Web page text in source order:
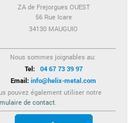
ZA de Frejorgues OUEST
56 Rue Icare
34130 MAUGUIO
Nous sommes joignables au:
Tel:
04 67 73 39 97
Email: info@helix-metal.com
pouvez également utiliser notre
de contact